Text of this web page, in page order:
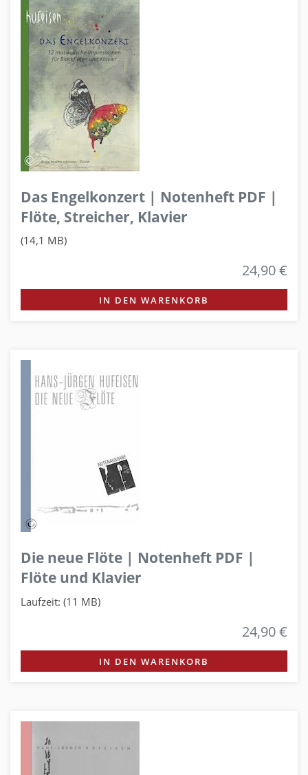
Das Engelkonzert | Notenheft PDF |
Flöte, Streicher, Klavier
(14,1 MB)
24,90 €
IN DEN WARENKORB
Die neue Flöte | Notenheft PDF |
Flöte und Klavier
Laufzeit: (11 MB)
24,90 €
IN DEN WARENKORB